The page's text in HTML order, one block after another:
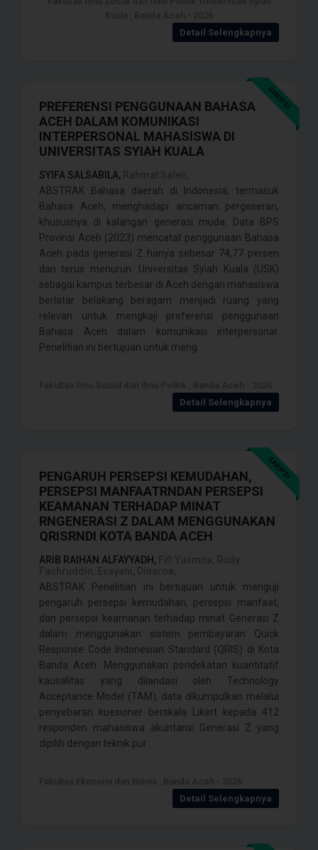
Detail Selengkapnya
SKRIPSI
PREFERENSI PENGGUNAAN BAHASA
ACEH DALAM KOMUNIKASI
INTERPERSONAL MAHASISWA DI
UNIVERSITAS SYIAH KUALA
SYIFA SALSABILA,
ABSTRAK Bahasa daerah di Indonesia, termasuk
Bahasa Aceh, menghadapi ancaman pergeseran,
khususnya di kalangan generasi muda. Data BPS
Provinsi Aceh (2023) mencatat penggunaan Bahasa
Aceh pada generasi Z hanya sebesar 74,77 persen
dan terus menurun. Universitas Syiah Kuala (USK)
sebagai kampus terbesar di Aceh dengan mahasiswa
berlatar belakang beragam menjadi ruang yang
relevan untuk mengkaji preferensi penggunaan
Bahasa Aceh dalam komunikasi interpersonal.
Penelitian ini bertujuan untuk meng . . . .
Detail Selengkapnya
SKRIPSI
PENGARUH PERSEPSI KEMUDAHAN,
PERSEPSI MANFAATRNDAN PERSEPSI
KEAMANAN TERHADAP MINAT
RNGENERASI Z DALAM MENGGUNAKAN
QRISRNDI KOTA BANDA ACEH
ARIB RAIHAN ALFAYYADH,
ABSTRAK Penelitian ini bertujuan untuk menguji
pengaruh persepsi kemudahan, persepsi manfaat,
dan persepsi keamanan terhadap minat Generasi Z
dalam menggunakan sistem pembayaran Quick
Response Code Indonesian Standard (QRIS) di Kota
Banda Aceh. Menggunakan pendekatan kuantitatif
kausalitas yang dilandasi oleh Technology
Acceptance Model (TAM), data dikumpulkan melalui
penyebaran kuesioner berskala Likert kepada 412
responden mahasiswa akuntansi Generasi Z yang
dipilih dengan teknik pur . . . .
Detail Selengkapnya